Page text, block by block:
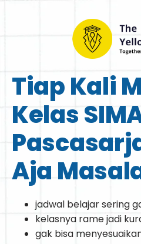
Tiap Kali
Kelas
Aja
jadwal belajar sering
kelasnya rame jadi
gak bisa